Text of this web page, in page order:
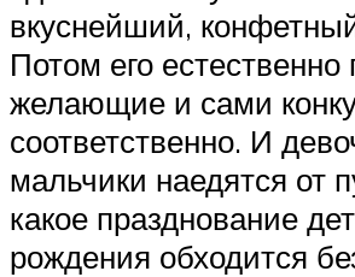
вкуснейший,
Потом его
желающие и сами
соответственно. И
мальчики наедятся от
какое празднование
рождения обходится